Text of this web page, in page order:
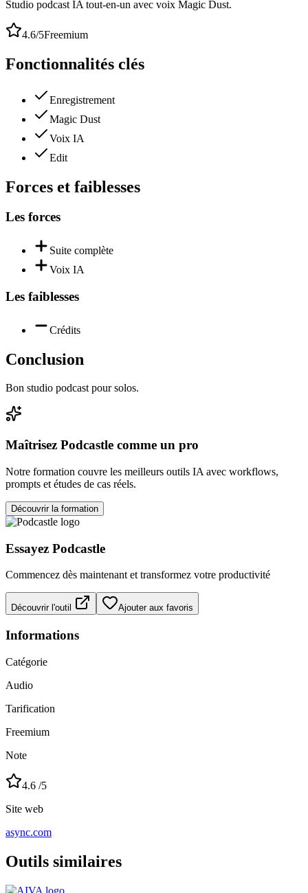
Studio podcast IA tout-en-un avec voix Magic Dust.
4.6/5Freemium
Fonctionnalités clés
Enregistrement
Magic Dust
Voix IA
Edit
Forces et faiblesses
Les forces
Suite complète
Voix IA
Les faiblesses
Crédits
Conclusion
Bon studio podcast pour solos.
Maîtrisez Podcastle comme un pro
Notre formation couvre les meilleurs outils IA avec workflows,
prompts et études de cas réels.
Découvrir la formation
Essayez Podcastle
Commencez dès maintenant et transformez votre productivité
Découvrir l'outil Ajouter aux favoris
Informations
Catégorie
Audio
Tarification
Freemium
Note
4.6 /5
Site web
async.com
Outils similaires